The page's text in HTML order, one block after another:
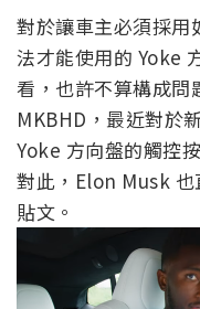
對於讓車主必須採用
法才能使用的 Yoke
看，也許不算構成問
MKBHD，最近對於
Yoke 方向盤的觸控
對此，Elon Musk
貼文。